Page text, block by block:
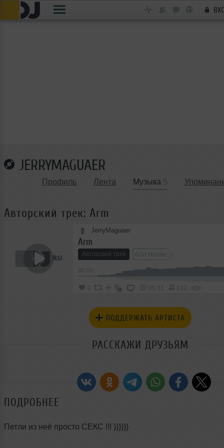
JERRYMAGUAER
Профиль Лента Музыка
Авторский трек: Arm
JerryMaguaer
Arm
Авторский трек Acid House
05:31 142 </>
ПОДДЕРЖАТЬ АРТИСТА
РАССКАЖИ ДРУЗЬЯМ
ПОДРОБНЕЕ
Петли из неё просто СЕКС !!! ))))))